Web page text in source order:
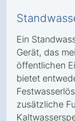
Ein
Gerät, das
öffentlichen
bietet
zusätzliche